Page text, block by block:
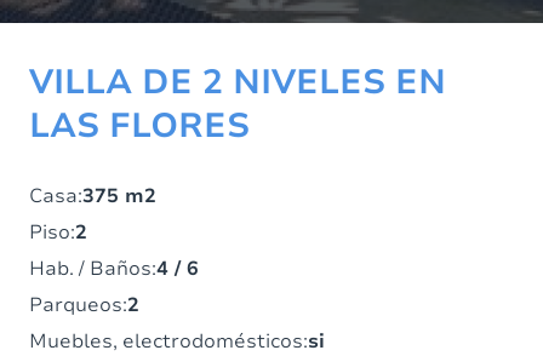
VILLA DE 2 NIVELES EN
LAS FLORES
Casa:375 m2
Piso:2
Hab. / Baños:4 / 6
Parqueos:2
Muebles, electrodomésticos:si